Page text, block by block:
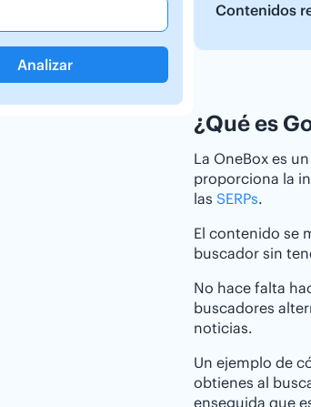
Analizar
Contenidos
¿Qué es
La OneBox es
proporciona la
las SERPs.
El contenido se
buscador sin
No hace falta
buscadores
noticias.
Un ejemplo de
obtienes al
enseguida que